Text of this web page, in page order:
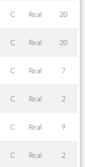
C Real 20
C Real 20
C Real 7
C Real 2
C Real 9
C Real 2